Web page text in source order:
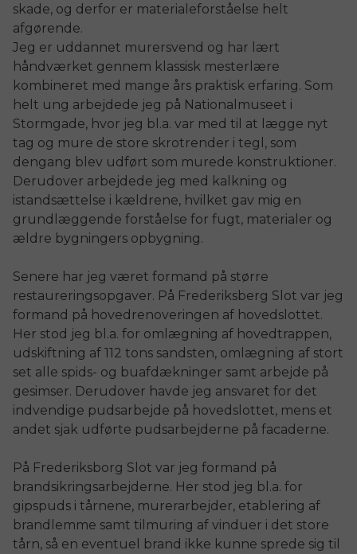
skade, og derfor er materialeforståelse helt
afgørende.
Jeg er uddannet murersvend og har lært
håndværket gennem klassisk mesterlære
kombineret med mange års praktisk erfaring. Som
helt ung arbejdede jeg på Nationalmuseet i
Stormgade, hvor jeg bl.a. var med til at lægge nyt
tag og mure de store skrotrender i tegl, som
dengang blev udført som murede konstruktioner.
Derudover arbejdede jeg med kalkning og
istandsættelse i kældrene, hvilket gav mig en
grundlæggende forståelse for fugt, materialer og
ældre bygningers opbygning.
Senere har jeg været formand på større
restaureringsopgaver. På Frederiksberg Slot var jeg
formand på hovedrenoveringen af hovedslottet.
Her stod jeg bl.a. for omlægning af hovedtrappen,
udskiftning af 112 tons sandsten, omlægning af stort
set alle spids- og buafdækninger samt arbejde på
gesimser. Derudover havde jeg ansvaret for det
indvendige pudsarbejde på hovedslottet, mens et
andet sjak udførte pudsarbejderne på facaderne.
På Frederiksborg Slot var jeg formand på
brandsikringsarbejderne. Her stod jeg bl.a. for
gipspuds i tårnene, murerarbejder, etablering af
brandlemme samt tilmuring af vinduer i det store
tårn, så en eventuel brand ikke kunne sprede sig til